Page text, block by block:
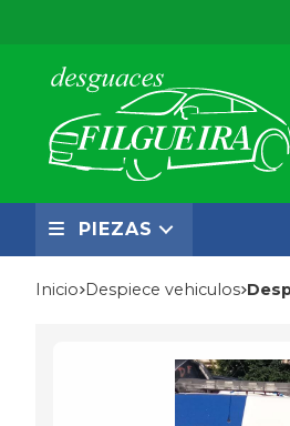
PIEZAS
Inicio despiece vehiculos